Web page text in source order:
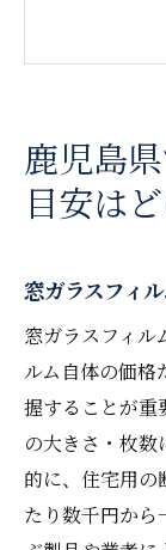
費用
窓ガラス
遮熱
窓ガ
法
施工
断熱
鹿児
術
鹿児島
目安は
窓ガラスフィ
窓ガラスフィル
ルム自体の価格
握することが重
の大きさ・枚
的に、住宅用の
たり数千円か